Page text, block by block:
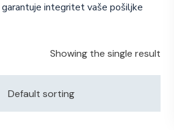
integritet vaše pošiljke
Showing the single result